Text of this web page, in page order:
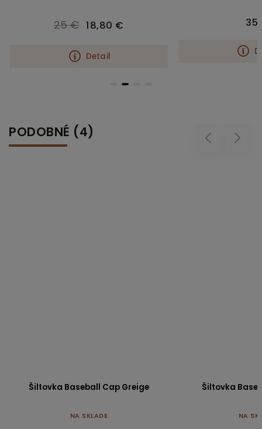
25 € 18,80 €
Detail
35
PODOBNÉ (4) Previous
Šiltovka Baseball Cap Greige
NA SKLADE
Šiltovka
NA
Next